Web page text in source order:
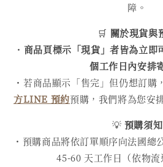
障。
🛒 關於現貨與
・ 商品頁標示「現貨」者皆為立即
個工作日內安排
・若商品顯示「售完」但仍想訂
方LINE 預約預購，我們將為您安
💡 預購須知
・預購商品將依訂單順序向法國總
45-60 天工作日（依物流